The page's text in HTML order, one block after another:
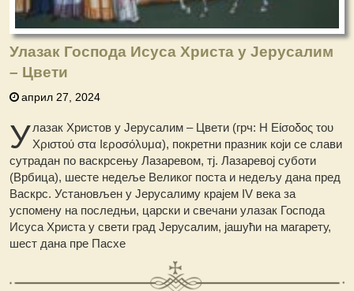
Улазак Господа Исуса Христа у Јерусалим
– Цвети
април 27, 2024
Улазак Христов у Јерусалим – Цвети (грч: Η Είσοδος του
Χριστού στα Ιεροσόλυμα), покретни празник који се слави
сутрадан по васкрсењу Лазаревом, тј. Лазаревој суботи
(Врбица), шесте недеље Великог поста и недељу дана пред
Васкрс. Установљен у Јерусалиму крајем IV века за
успомену на последњи, царски и свечани улазак Господа
Исуса Христа у свети град Јерусалим, јашући на магарету,
шест дана пре Пасхе